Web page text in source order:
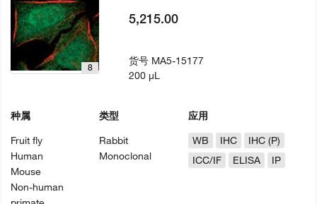
8
种属
Fruit fly
Human
Mouse
Non-human
类型
Rabbit
Monoclonal
应用
WB
IHC
IHC (P)
ICC/IF
ELISA IP
5,215.00
货号 MA5-15177
200 µL